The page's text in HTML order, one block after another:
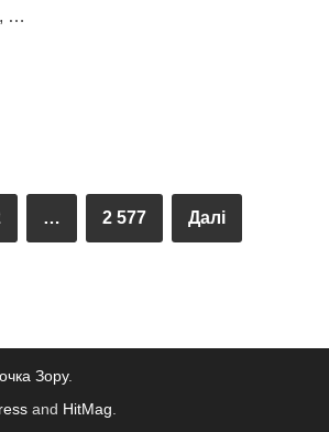
…
… 2 577 Далі
Зору.
and HitMag